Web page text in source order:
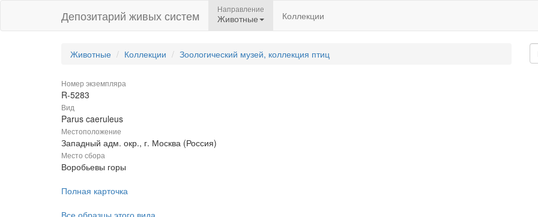
Депозитарий живых систем Направление
Животные Коллекции
Животные Коллекции Зоологический музей, коллекция птиц
Номер экземпляра
R-5283
Вид
Parus caeruleus
Местоположение
Западный адм. окр., г. Москва (Россия)
Место сбора
Воробьевы горы
Полная карточка
Все образцы этого вида